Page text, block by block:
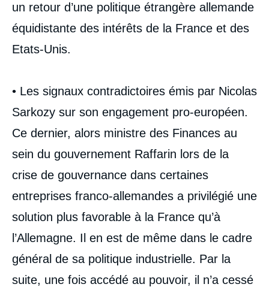
un retour d’une politique étrangère allemande
équidistante des intérêts de la France et des
Etats-Unis.
• Les signaux contradictoires émis par Nicolas
Sarkozy sur son engagement pro-européen.
Ce dernier, alors ministre des Finances au
sein du gouvernement Raffarin lors de la
crise de gouvernance dans certaines
entreprises franco-allemandes a privilégié une
solution plus favorable à la France qu’à
l’Allemagne. Il en est de même dans le cadre
général de sa politique industrielle. Par la
suite, une fois accédé au pouvoir, il n’a cessé